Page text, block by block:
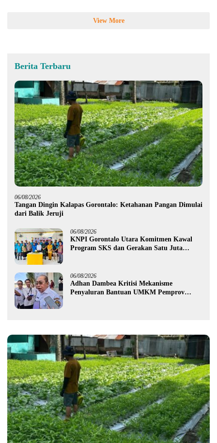
View More
Berita Terbaru
06/08/2026
Tangan Dingin Kalapas Gorontalo: Ketahanan Pangan Dimulai
dari Balik Jeruji
06/08/2026
KNPI Gorontalo Utara Komitmen Kawal
Program SKS dan Gerakan Satu Juta
06/08/2026
Adhan Dambea Kritisi Mekanisme
Penyaluran Bantuan UMKM Pemprov